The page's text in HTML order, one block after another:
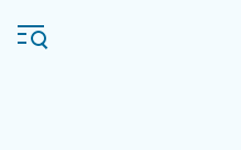
au
contenu